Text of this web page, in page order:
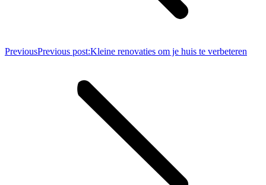
PreviousPrevious post:Kleine renovaties om je huis te verbeteren